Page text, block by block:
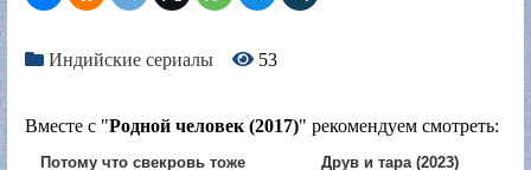
Индийские сериалы 53
Вместе с "Родной человек (2017)" рекомендуем смотреть:
Потому что свекровь тоже
Друв и тара (2023)